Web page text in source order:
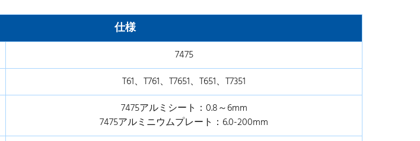
仕様
7475
T61、T761、T7651、T651、T7351
7475アルミシート：0.8～6mm
7475アルミニウムプレート：6.0-200mm